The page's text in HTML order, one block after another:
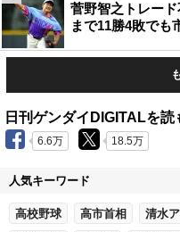
菅野智之トレー
まで11勝4敗でも
日刊ゲンダイDIGITALを読
6.6万 18.5万
人気キーワード
高校野球 高市首相 清水